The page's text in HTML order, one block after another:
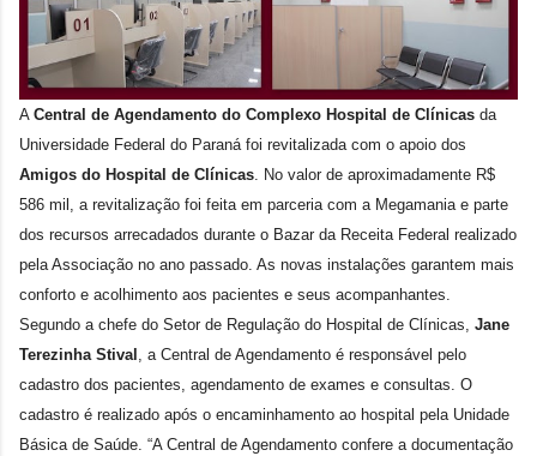
A Central de Agendamento do Complexo Hospital de Clínicas da
Universidade Federal do Paraná foi revitalizada com o apoio dos
Amigos do Hospital de Clínicas. No valor de aproximadamente R$
586 mil, a revitalização foi feita em parceria com a Megamania e parte
dos recursos arrecadados durante o Bazar da Receita Federal realizado
pela Associação no ano passado. As novas instalações garantem mais
conforto e acolhimento aos pacientes e seus acompanhantes.
Segundo a chefe do Setor de Regulação do Hospital de Clínicas, Jane
Terezinha Stival , a Central de Agendamento é responsável pelo
cadastro dos pacientes, agendamento de exames e consultas. O
cadastro é realizado após o encaminhamento ao hospital pela Unidade
Básica de Saúde. “A Central de Agendamento confere a documentação